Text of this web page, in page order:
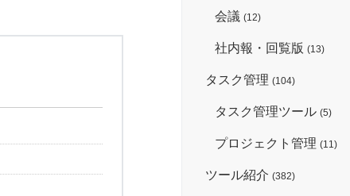
会議 (12)
社内報・回覧版 (13)
タスク管理 (104)
タスク管理ツール (5)
プロジェクト管理 (11)
ツール紹介 (382)